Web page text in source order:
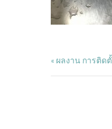
« ผลงาน การติด